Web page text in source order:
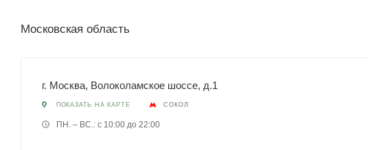
Московская область
г. Москва, Волоколамское шоссе, д.1
ПОКАЗАТЬ НА КАРТЕ СОКОЛ
ПН. – ВС.: с 10:00 до 22:00